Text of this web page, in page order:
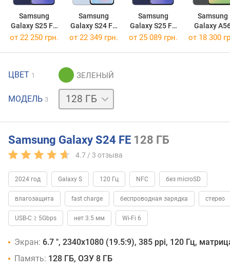
Samsung
Galaxy S25 FE
128GB
Samsung
Galaxy S24 FE
256GB
Samsung
Galaxy S25 FE
256GB
Samsung
Galaxy
256GB/
от 22 250 грн. от 22 349 грн. от 25 089 грн. от 18 300
ЦВЕТ 1
МОДЕЛЬ 3
256 ГБ512 ГБ
Samsung Galaxy S24 FE 128 ГБ
4.7 / 3 отзыва
2024 год Galaxy S 120 Гц NFC без microSD
влагозащита fast charge беспроводная зарядка стерео
USB-C ≥ 5Gbps нет 3.5 мм Wi-Fi 6
Экран: 6.7 ", 2340x1080 (19.5:9), 385 ppi, 120 Гц,
Память: 128 ГБ, ОЗУ 8 ГБ